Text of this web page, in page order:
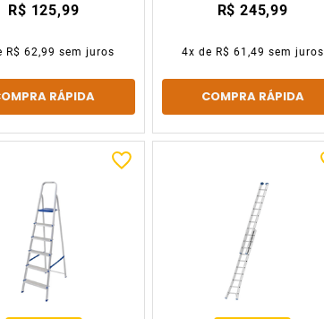
R$ 125,99
R$ 62,99 sem juros
RÁPIDA
R$ 245,99
4x de R$ 61,49 sem juros
COMPRA RÁPIDA